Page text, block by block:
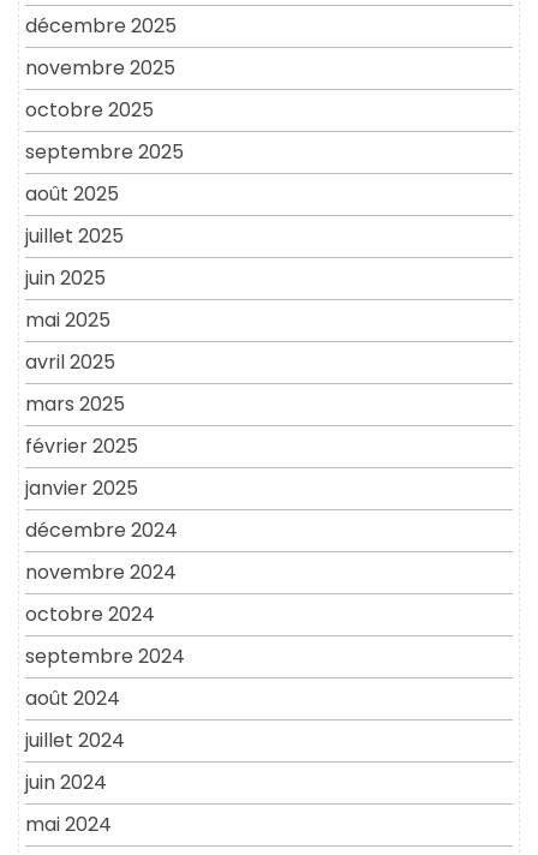
décembre 2025
novembre 2025
octobre 2025
septembre 2025
août 2025
juillet 2025
juin 2025
mai 2025
avril 2025
mars 2025
février 2025
janvier 2025
décembre 2024
novembre 2024
octobre 2024
septembre 2024
août 2024
juillet 2024
juin 2024
mai 2024